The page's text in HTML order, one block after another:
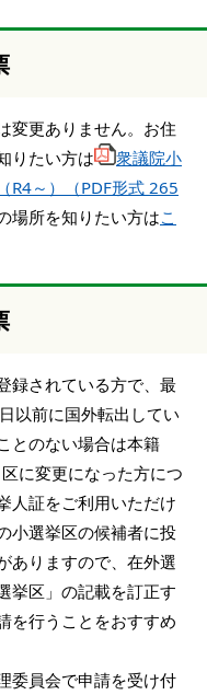
変更ありません。お住
りたい方は
衆議院小
～）（PDF形式 265
場所を知りたい方はこ
録されている方で、最
以前に国外転出してい
とのない場合は本籍
に変更になった方につ
人証をご利用いただけ
小選挙区の候補者に投
ありますので、在外選
挙区」の記載を訂正す
を行うことをおすすめ
委員会で申請を受け付